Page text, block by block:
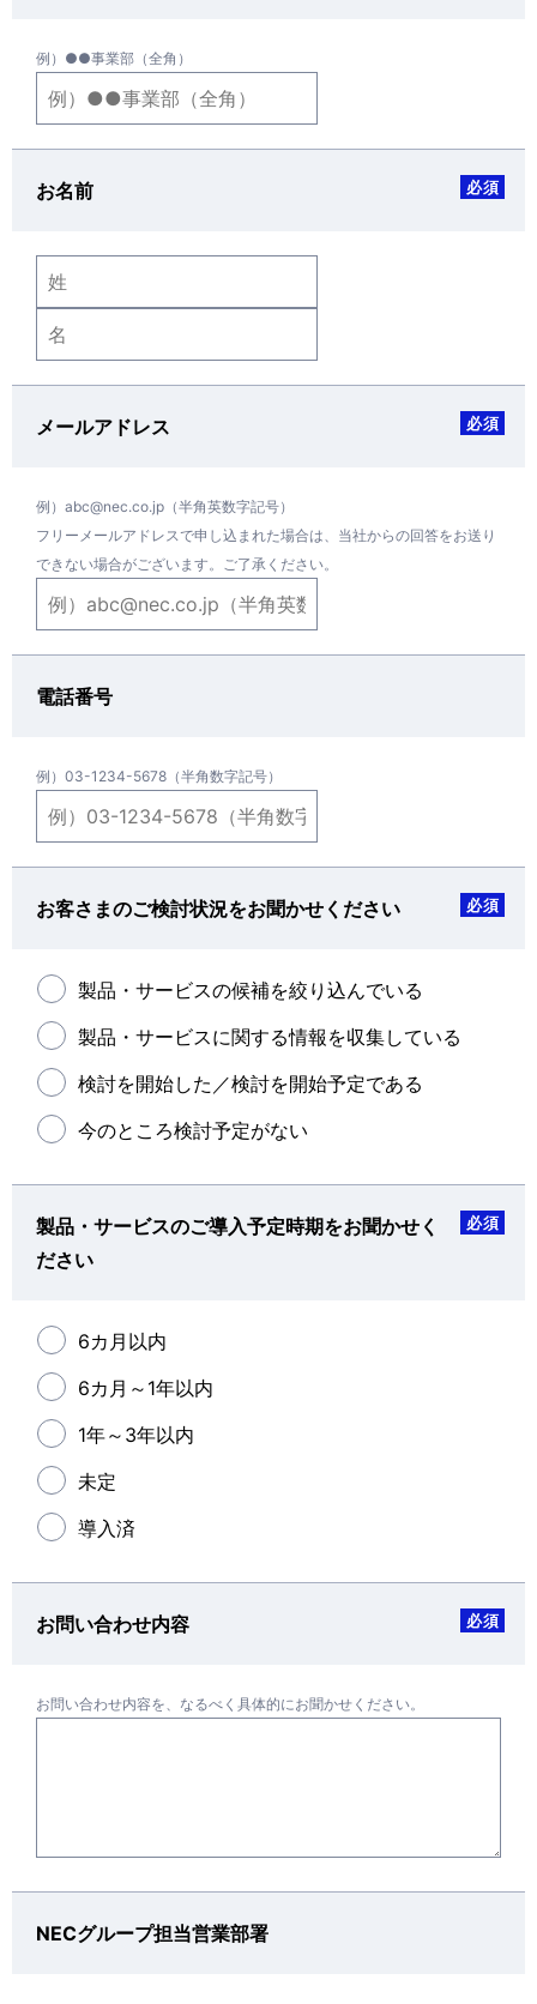
例）●●事業部（全角）
お名前 必須
メールアドレス 必須
例）abc@nec.co.jp（半角英数字記号）
フリーメールアドレスで申し込まれた場合は、当社からの回答をお送り
できない場合がございます。ご了承ください。
電話番号
例）03-1234-5678（半角数字記号）
お客さまのご検討状況をお聞かせください 必須
製品・サービスの候補を絞り込んでいる
製品・サービスに関する情報を収集している
検討を開始した／検討を開始予定である
今のところ検討予定がない
製品・サービスのご導入予定時期をお聞かせく
ださい
必須
6カ月以内
6カ月～1年以内
1年～3年以内
未定
導入済
お問い合わせ内容 必須
お問い合わせ内容を、なるべく具体的にお聞かせください。
NECグループ担当営業部署